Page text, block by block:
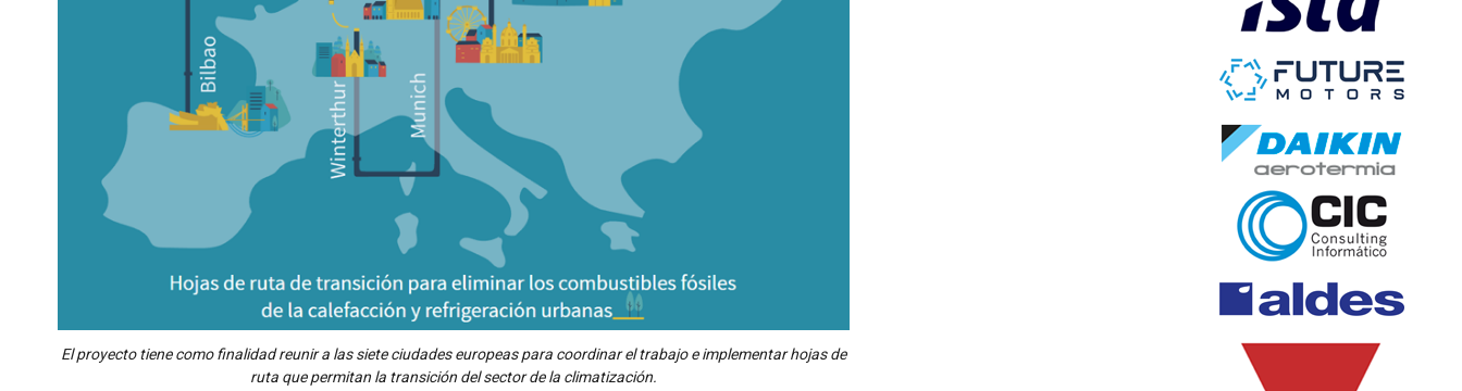
El proyecto tiene como finalidad reunir a las siete ciudades europeas para coordinar el trabajo e implementar hojas de
ruta que permitan la transición del sector de la climatización.